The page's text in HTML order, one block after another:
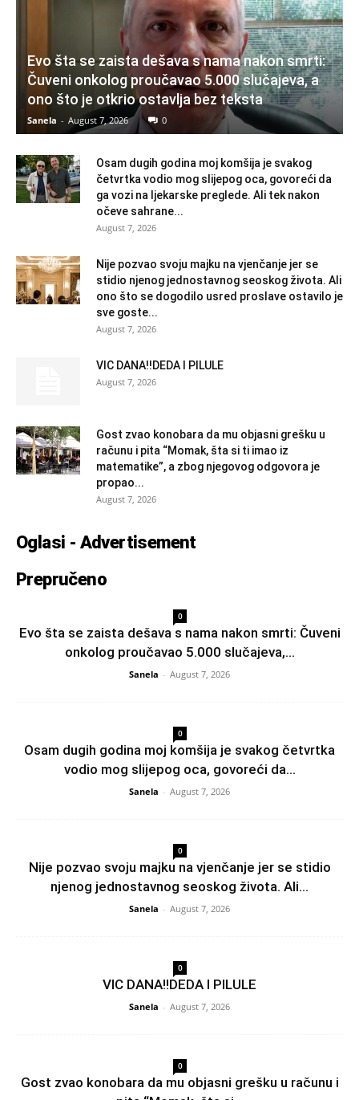
Evo šta se zaista dešava s nama nakon smrti:
Čuveni onkolog proučavao 5.000 slučajeva, a
ono što je otkrio ostavlja bez teksta
Sanela - August 7, 2026 0
Osam dugih godina moj komšija je svakog
četvrtka vodio mog slijepog oca, govoreći da
ga vozi na ljekarske preglede. Ali tek nakon
očeve sahrane...
August 7, 2026
Nije pozvao svoju majku na vjenčanje jer se
stidio njenog jednostavnog seoskog života. Ali
ono što se dogodilo usred proslave ostavilo je
sve goste...
August 7, 2026
VIC DANA!!DEDA I PILULE
August 7, 2026
Gost zvao konobara da mu objasni grešku u
računu i pita “Momak, šta si ti imao iz
matematike”, a zbog njegovog odgovora je
propao...
August 7, 2026
Oglasi - Advertisement
Prepručeno
0
Evo šta se zaista dešava s nama nakon smrti: Čuveni
onkolog proučavao 5.000 slučajeva,...
Sanela - August 7, 2026
0
Osam dugih godina moj komšija je svakog četvrtka
vodio mog slijepog oca, govoreći da...
Sanela - August 7, 2026
0
Nije pozvao svoju majku na vjenčanje jer se stidio
njenog jednostavnog seoskog života. Ali...
Sanela - August 7, 2026
0
VIC DANA!!DEDA I PILULE
Sanela - August 7, 2026
0
Gost zvao konobara da mu objasni grešku u računu i